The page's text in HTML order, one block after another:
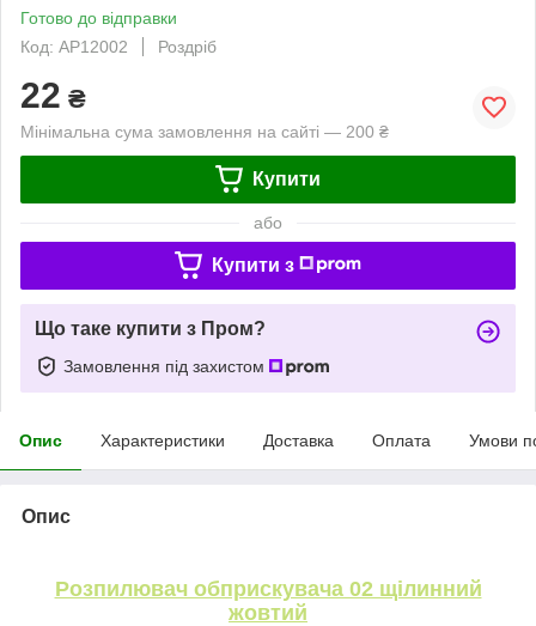
Готово до відправки
Код: AP12002
Роздріб
22 ₴
Мінімальна сума замовлення на сайті — 200 ₴
Купити
або
Купити з
Що таке купити з Пром?
Замовлення під захистом
Опис Характеристики Доставка Оплата Умови
Опис
Розпилювач обприскувача 02 щілинний
жовтий